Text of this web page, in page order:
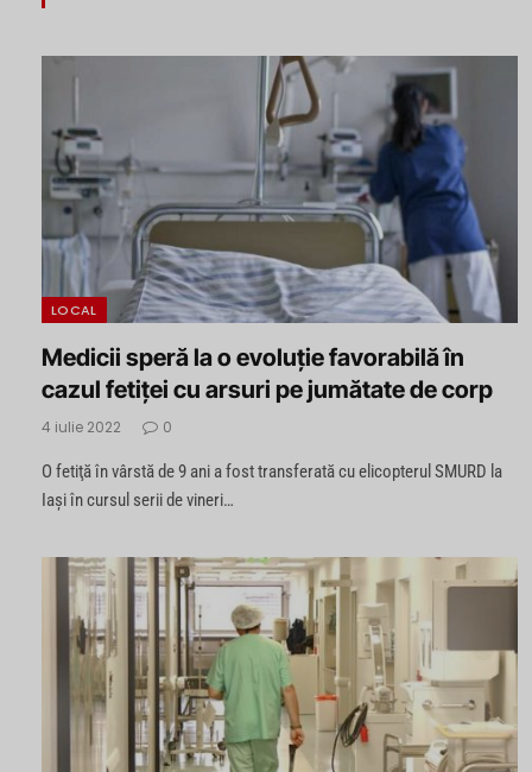
LOCAL
Medicii speră la o evoluţie favorabilă în
cazul fetiţei cu arsuri pe jumătate de corp
4 iulie 2022 0
O fetiţă în vârstă de 9 ani a fost transferată cu elicopterul SMURD la
Iaşi în cursul serii de vineri…